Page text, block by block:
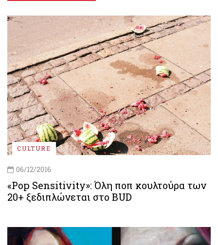
CULTURE
06/12/2016
«Pop Sensitivity»: Όλη ποπ κουλτούρα των
20+ ξεδιπλώνεται στο BUD